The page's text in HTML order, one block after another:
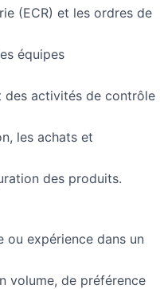
(ECR) et les ordres de
équipes
des activités de contrôle
les achats et
des produits.
ou expérience dans un
volume, de préférence